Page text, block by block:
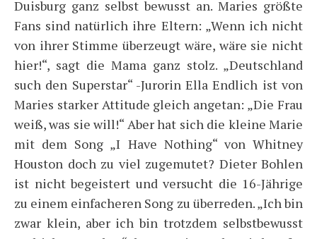
Duisburg ganz selbst bewusst an. Maries größte
Fans sind natürlich ihre Eltern: „Wenn ich nicht
von ihrer Stimme überzeugt wäre, wäre sie nicht
hier!“, sagt die Mama ganz stolz. „Deutschland
such den Superstar“ -Jurorin Ella Endlich ist von
Maries starker Attitude gleich angetan: „Die Frau
weiß, was sie will!“ Aber hat sich die kleine Marie
mit dem Song „I Have Nothing“ von Whitney
Houston doch zu viel zugemutet? Dieter Bohlen
ist nicht begeistert und versucht die 16-Jährige
zu einem einfacheren Song zu überreden. „Ich bin
zwar klein, aber ich bin trotzdem selbstbewusst